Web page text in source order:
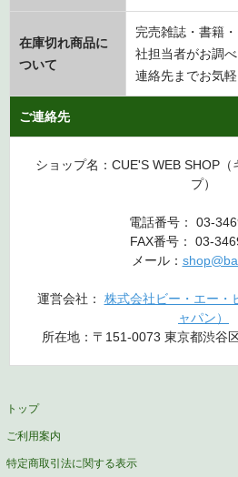
在庫切れ商品に
ついて
完売雑誌・書籍
社担当者がお調
連絡先までお気
ご連絡先
ショップ名：CUE'S WEB SHOP
プ）
電話番号： 03-
FAX番号： 03-
メール：
運営会社： 株式会社ビー・エー・
ャパン）
所在地：〒151-0073 東京都渋谷
トップ
ご利用案内
特定商取引法に関する表示